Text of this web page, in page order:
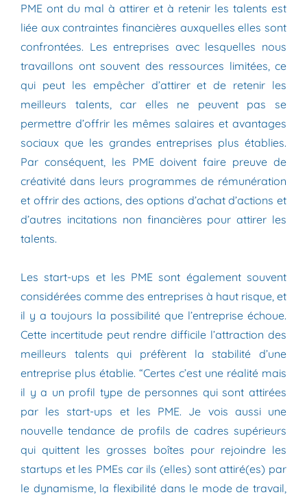
PME ont du mal à attirer et à retenir les talents est
liée aux contraintes financières auxquelles elles sont
confrontées. Les entreprises avec lesquelles nous
travaillons ont souvent des ressources limitées, ce
qui peut les empêcher d’attirer et de retenir les
meilleurs talents, car elles ne peuvent pas se
permettre d’offrir les mêmes salaires et avantages
sociaux que les grandes entreprises plus établies.
Par conséquent, les PME doivent faire preuve de
créativité dans leurs programmes de rémunération
et offrir des actions, des options d’achat d’actions et
d’autres incitations non financières pour attirer les
talents.
Les start-ups et les PME sont également souvent
considérées comme des entreprises à haut risque, et
il y a toujours la possibilité que l’entreprise échoue.
Cette incertitude peut rendre difficile l’attraction des
meilleurs talents qui préfèrent la stabilité d’une
entreprise plus établie. “Certes c’est une réalité mais
il y a un profil type de personnes qui sont attirées
par les start-ups et les PME. Je vois aussi une
nouvelle tendance de profils de cadres supérieurs
qui quittent les grosses boîtes pour rejoindre les
startups et les PMEs car ils (elles) sont attiré(es) par
le dynamisme, la flexibilité dans le mode de travail,